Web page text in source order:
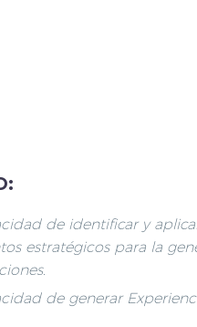
de identificar y
estratégicos para la
de generar